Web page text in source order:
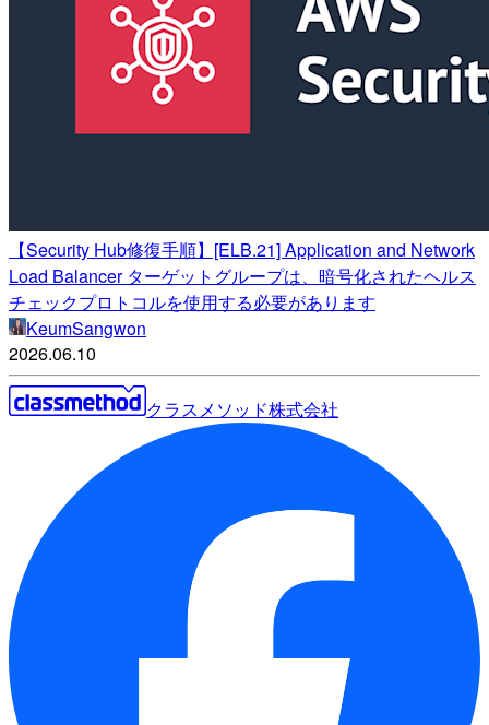
【Security Hub修復手順】[ELB.21] Application and Network
Load Balancer ターゲットグループは、暗号化されたヘルス
チェックプロトコルを使用する必要があります
KeumSangwon
2026.06.10
クラスメソッド株式会社